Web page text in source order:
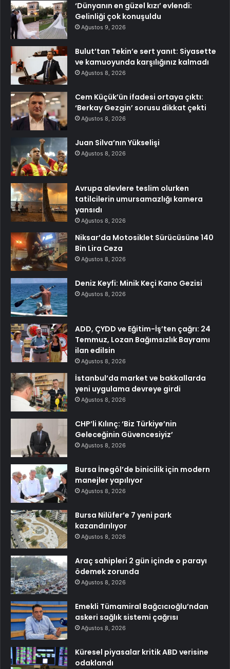
‘Dünyanın en güzel kızı’ evlendi:
Gelinliği çok konuşuldu
Ağustos 9, 2026
Bulut’tan Tekin’e sert yanıt: Siyasette
ve kamuoyunda karşılığınız kalmadı
Ağustos 8, 2026
Cem Küçük’ün ifadesi ortaya çıktı:
‘Berkay Gezgin’ sorusu dikkat çekti
Ağustos 8, 2026
Juan Silva’nın Yükselişi
Ağustos 8, 2026
Avrupa alevlere teslim olurken
tatilcilerin umursamazlığı kamera
yansıdı
Ağustos 8, 2026
Niksar’da Motosiklet Sürücüsüne 140
Bin Lira Ceza
Ağustos 8, 2026
Deniz Keyfi: Minik Keçi Kano Gezisi
Ağustos 8, 2026
ADD, ÇYDD ve Eğitim-İş’ten çağrı: 24
Temmuz, Lozan Bağımsızlık Bayramı
ilan edilsin
Ağustos 8, 2026
İstanbul’da market ve bakkallarda
yeni uygulama devreye girdi
Ağustos 8, 2026
CHP’li Kılınç: ‘Biz Türkiye’nin
Geleceğinin Güvencesiyiz’
Ağustos 8, 2026
Bursa İnegöl’de binicilik için modern
manejler yapılıyor
Ağustos 8, 2026
Bursa Nilüfer’e 7 yeni park
kazandırılıyor
Ağustos 8, 2026
Araç sahipleri 2 gün içinde o parayı
ödemek zorunda
Ağustos 8, 2026
Emekli Tümamiral Bağcıcıoğlu’ndan
askeri sağlık sistemi çağrısı
Ağustos 8, 2026
Küresel piyasalar kritik ABD verisine
odaklandı